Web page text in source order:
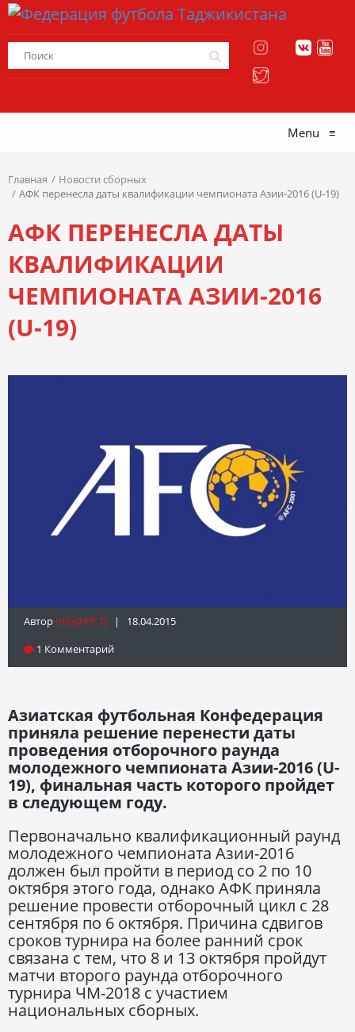
Menu ≡
Главная
Новости сборных
АФК перенесла даты квалификации чемпионата Азии-2016 (U-19)
АФК ПЕРЕНЕСЛА ДАТЫ
КВАЛИФИКАЦИИ
ЧЕМПИОНАТА АЗИИ-2016
(U-19)
Автор Info@fft.tj | 18.04.2015
1 Комментарий
Азиатская футбольная Конфедерация
приняла решение перенести даты
проведения отборочного раунда
молодежного чемпионата Азии-2016 (U-
19), финальная часть которого пройдет
в следующем году.
Первоначально квалификационный раунд
молодежного чемпионата Азии-2016
должен был пройти в период со 2 по 10
октября этого года, однако АФК приняла
решение провести отборочный цикл с 28
сентября по 6 октября. Причина сдвигов
сроков турнира на более ранний срок
связана с тем, что 8 и 13 октября пройдут
матчи второго раунда отборочного
турнира ЧМ-2018 с участием
национальных сборных.